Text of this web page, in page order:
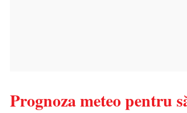
Prognoza meteo pentru